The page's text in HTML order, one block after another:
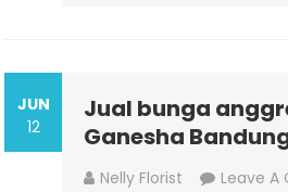
JUN
12
Jual bunga
Ganesha
Nelly Florist Leave